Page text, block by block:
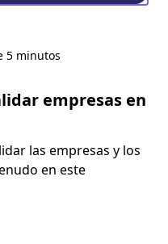
5 minutos
empresas en
las empresas y los
en este